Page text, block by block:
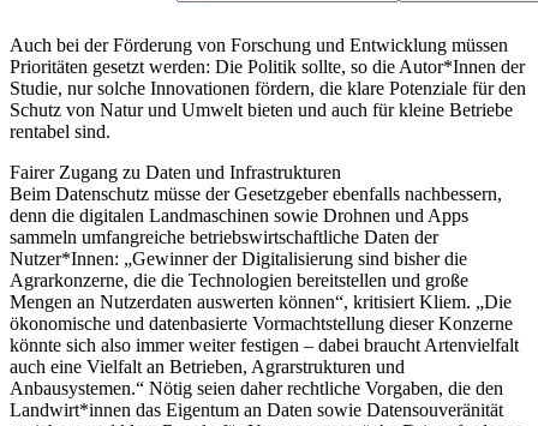
Auch bei der Förderung von Forschung und Entwicklung müssen
Prioritäten gesetzt werden: Die Politik sollte, so die Autor*Innen der
Studie, nur solche Innovationen fördern, die klare Potenziale für den
Schutz von Natur und Umwelt bieten und auch für kleine Betriebe
rentabel sind.
Fairer Zugang zu Daten und Infrastrukturen
Beim Datenschutz müsse der Gesetzgeber ebenfalls nachbessern,
denn die digitalen Landmaschinen sowie Drohnen und Apps
sammeln umfangreiche betriebswirtschaftliche Daten der
Nutzer*Innen: „Gewinner der Digitalisierung sind bisher die
Agrarkonzerne, die die Technologien bereitstellen und große
Mengen an Nutzerdaten auswerten können“, kritisiert Kliem. „Die
ökonomische und datenbasierte Vormachtstellung dieser Konzerne
könnte sich also immer weiter festigen – dabei braucht Artenvielfalt
auch eine Vielfalt an Betrieben, Agrarstrukturen und
Anbausystemen.“ Nötig seien daher rechtliche Vorgaben, die den
Landwirt*innen das Eigentum an Daten sowie Datensouveränität